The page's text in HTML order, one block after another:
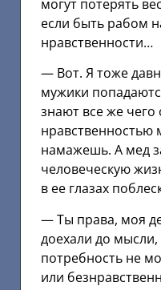
могут потерять
если быть рабом
нравственности…
— Вот. Я тоже
мужики
знают все же чего
нравственностью
намажешь. А мед
человеческую
в ее глазах
— Ты права, моя
доехали до мысли,
потребность не
или